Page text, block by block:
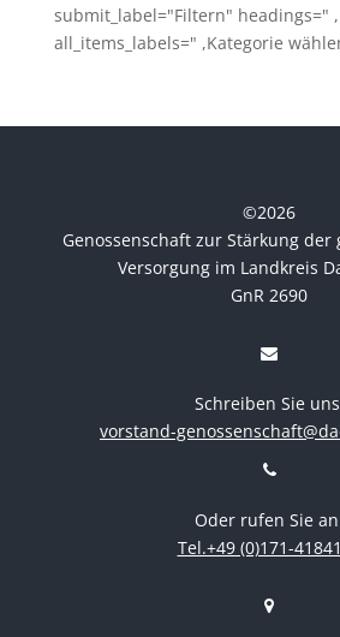
submit_label="Filtern" headings="
all_items_labels=" ,Kategorie
©2026
Genossenschaft zur Stärkung
Versorgung im Landkreis
GnR 2690
Schreiben Sie
vorstand-
Oder rufen Sie
Tel.+49 (0)171-